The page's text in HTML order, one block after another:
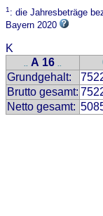
1: die Jahresbeträge
Bayern 2020
K
.. A 16 ..
Grundgehalt:
Brutto gesamt:
Netto gesamt: